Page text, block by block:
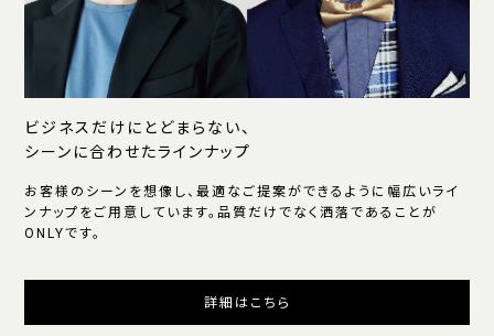
ビジネスだけにとどまらない、
シーンに合わせたラインナップ
お客様のシーンを想像し、最適なご提案ができるように幅広いライ
ンナップをご用意しています。品質だけでなく洒落であることが
ONLYです。
詳細はこちら